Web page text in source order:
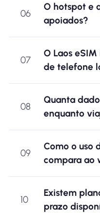
06
O hotspot e
apoiados?
07
O Laos
de telefone
08
Quanta
enquanto
09
Como o uso
compara ao
10
Existem
prazo